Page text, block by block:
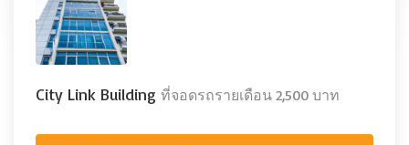
City Link Building ที่จอดรถรายเดือน 2,500 บาท